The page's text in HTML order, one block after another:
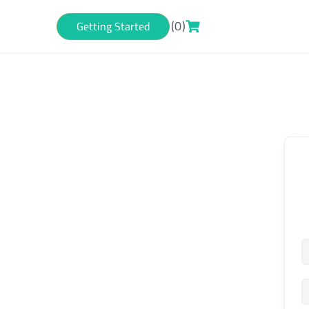
(0)
Getting Started